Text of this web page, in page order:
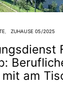
ZUHAUSE 05/2025
am